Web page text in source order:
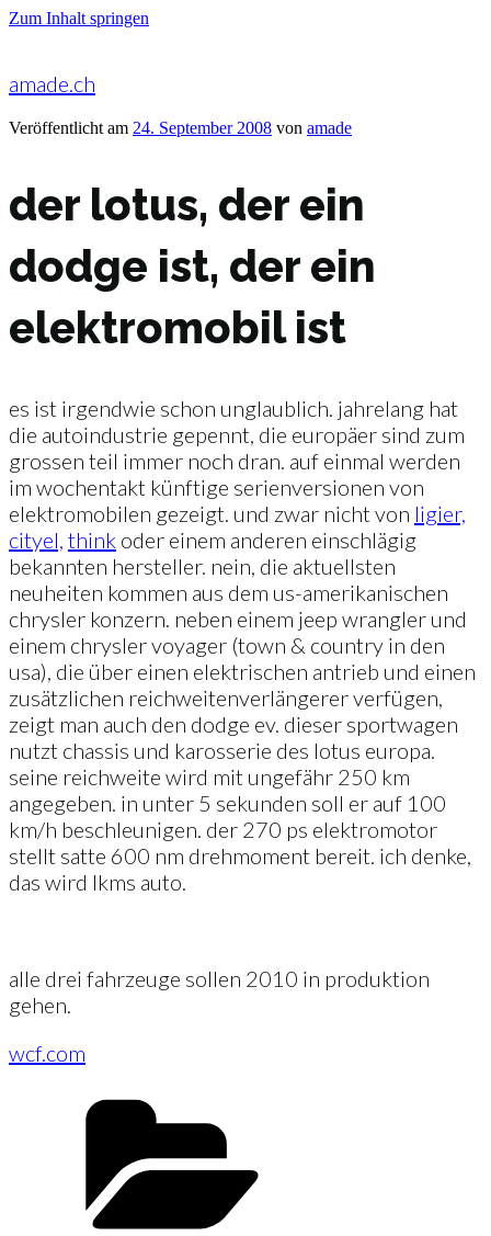
Zum Inhalt springen
amade.ch
Veröffentlicht am 24. September 2008 von amade
der lotus, der ein
dodge ist, der ein
elektromobil ist
es ist irgendwie schon unglaublich. jahrelang hat
die autoindustrie gepennt, die europäer sind zum
grossen teil immer noch dran. auf einmal werden
im wochentakt künftige serienversionen von
elektromobilen gezeigt. und zwar nicht von ligier,
cityel, think oder einem anderen einschlägig
bekannten hersteller. nein, die aktuellsten
neuheiten kommen aus dem us-amerikanischen
chrysler konzern. neben einem jeep wrangler und
einem chrysler voyager (town & country in den
usa), die über einen elektrischen antrieb und einen
zusätzlichen reichweitenverlängerer verfügen,
zeigt man auch den dodge ev. dieser sportwagen
nutzt chassis und karosserie des lotus europa.
seine reichweite wird mit ungefähr 250 km
angegeben. in unter 5 sekunden soll er auf 100
km/h beschleunigen. der 270 ps elektromotor
stellt satte 600 nm drehmoment bereit. ich denke,
das wird lkms auto.
alle drei fahrzeuge sollen 2010 in produktion
gehen.
wcf.com